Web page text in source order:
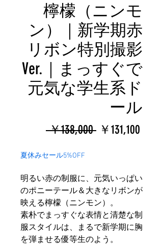
檸檬（ニンモ
ン）｜新学期赤
リボン特別撮影
Ver.｜まっすぐで
元気な学生系ド
ール
￥138,000 通
格
￥131,100
価
夏休みセール5%OFF
明るい赤の制服に、元気いっぱい
のポニーテール＆大きなリボンが
映える檸檬（ニンモン）。
素朴でまっすぐな表情と清楚な制
服スタイルは、まるで新学期に胸
を弾ませる優等生のよう。